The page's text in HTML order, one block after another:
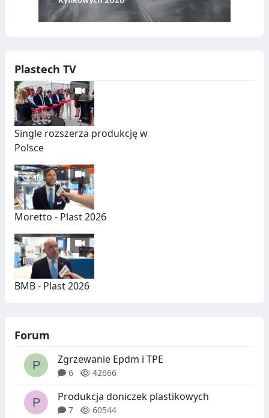
Plastech TV
Single rozszerza produkcję w
Polsce
Moretto - Plast 2026
BMB - Plast 2026
Forum
Zgrzewanie Epdm i TPE
6 42666
Produkcja doniczek plastikowych
7 60544